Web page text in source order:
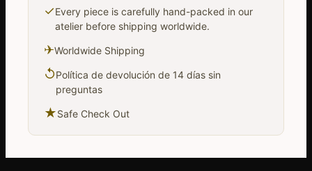
✓Every piece is carefully hand-packed in our
atelier before shipping worldwide.
✈Worldwide Shipping
↺Política de devolución de 14 días sin
preguntas
★Safe Check Out